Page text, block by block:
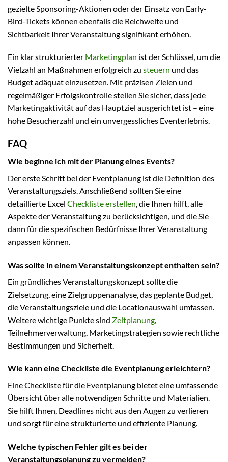
gezielte Sponsoring-Aktionen oder der Einsatz von Early-
Bird-Tickets können ebenfalls die Reichweite und
Sichtbarkeit Ihrer Veranstaltung signifikant erhöhen.
Ein klar strukturierter Marketingplan ist der Schlüssel, um die
Vielzahl an Maßnahmen erfolgreich zu steuern und das
Budget adäquat einzusetzen. Mit präzisen Zielen und
regelmäßiger Erfolgskontrolle stellen Sie sicher, dass jede
Marketingaktivität auf das Hauptziel ausgerichtet ist – eine
hohe Besucherzahl und ein unvergessliches Eventerlebnis.
FAQ
Wie beginne ich mit der Planung eines Events?
Der erste Schritt bei der Eventplanung ist die Definition des
Veranstaltungsziels. Anschließend sollten Sie eine
detaillierte Excel Checkliste erstellen , die Ihnen hilft, alle
Aspekte der Veranstaltung zu berücksichtigen, und die Sie
dann für die spezifischen Bedürfnisse Ihrer Veranstaltung
anpassen können.
Was sollte in einem Veranstaltungskonzept enthalten sein?
Ein gründliches Veranstaltungskonzept sollte die
Zielsetzung, eine Zielgruppenanalyse, das geplante Budget,
die Veranstaltungsziele und die Locationauswahl umfassen.
Weitere wichtige Punkte sind Zeitplanung
Teilnehmerverwaltung, Marketingstrategien sowie rechtliche
Bestimmungen und Sicherheit.
Wie kann eine Checkliste die Eventplanung erleichtern?
Eine Checkliste für die Eventplanung bietet eine umfassende
Übersicht über alle notwendigen Schritte und Materialien.
Sie hilft Ihnen, Deadlines nicht aus den Augen zu verlieren
und sorgt für eine strukturierte und effiziente Planung.
Welche typischen Fehler gilt es bei der
Veranstaltungsplanung zu vermeiden?